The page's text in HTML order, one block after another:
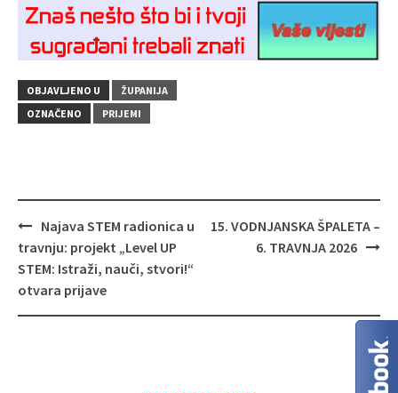
OBJAVLJENO U
ŽUPANIJA
OZNAČENO
PRIJEMI
Navigacija
objava
Najava STEM radionica u
travnju: projekt „Level UP
STEM: Istraži, nauči, stvori!“
otvara prijave
15. VODNJANSKA ŠPALETA –
6. TRAVNJA 2026